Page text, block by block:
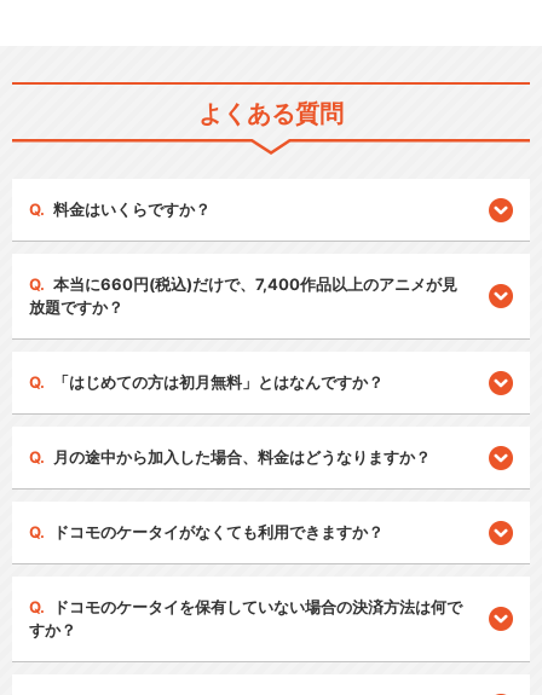
よくある質問
料金はいくらですか？
本当に660円(税込)だけで、7,400作品以上のアニメが見
放題ですか？
「はじめての方は初月無料」とはなんですか？
月の途中から加入した場合、料金はどうなりますか？
ドコモのケータイがなくても利用できますか？
ドコモのケータイを保有していない場合の決済方法は何で
すか？